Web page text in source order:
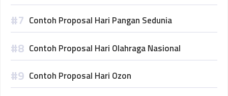
Contoh Proposal Hari Pangan Sedunia
Contoh Proposal Hari Olahraga Nasional
Contoh Proposal Hari Ozon